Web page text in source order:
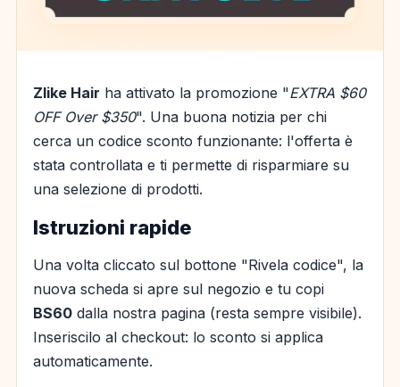
Zlike Hair ha attivato la promozione "EXTRA $60
OFF Over $350". Una buona notizia per chi
cerca un codice sconto funzionante: l'offerta è
stata controllata e ti permette di risparmiare su
una selezione di prodotti.
Istruzioni rapide
Una volta cliccato sul bottone "Rivela codice", la
nuova scheda si apre sul negozio e tu copi
BS60 dalla nostra pagina (resta sempre visibile).
Inseriscilo al checkout: lo sconto si applica
automaticamente.